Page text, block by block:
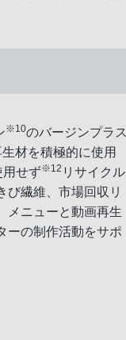
※10のバージンプラス
材を積極的に使用
用せず※12 リサイクル
び繊維、市場回収リ
メニューと動画再生
ーの制作活動をサポ